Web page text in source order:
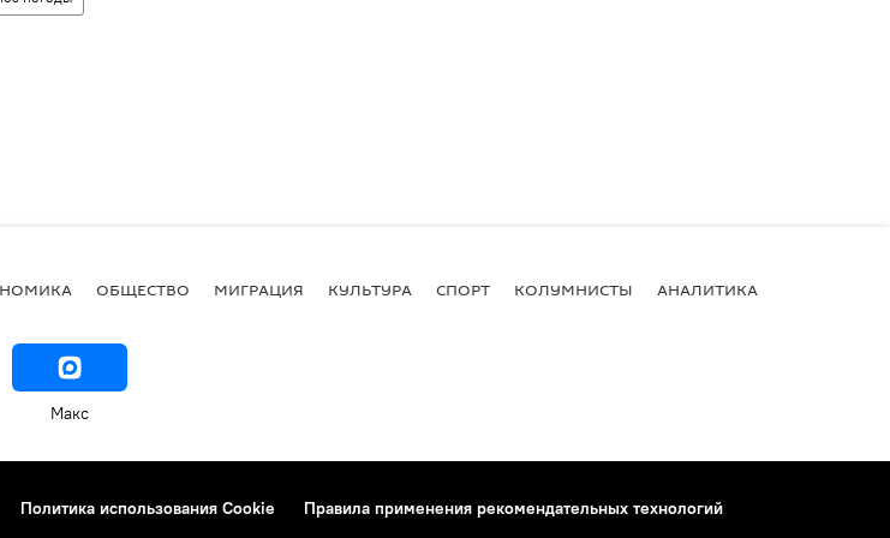
ОБЩЕСТВО МИГРАЦИЯ КУЛЬТУРА СПОРТ КОЛУМНИСТЫ АНАЛИТИКА
Макс
Политика использования Cookie
Правила применения рекомендательных технологий